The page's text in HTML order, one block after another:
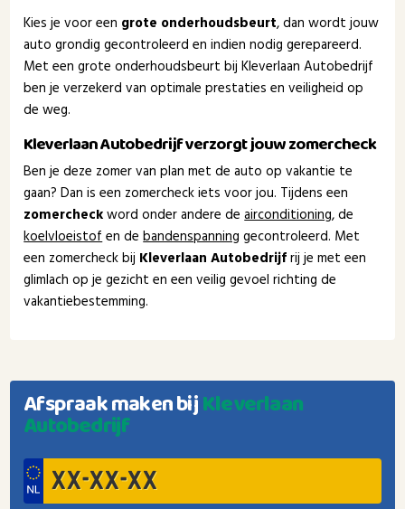
Kies je voor een grote onderhoudsbeurt, dan wordt jouw
auto grondig gecontroleerd en indien nodig gerepareerd.
Met een grote onderhoudsbeurt bij Kleverlaan Autobedrijf
ben je verzekerd van optimale prestaties en veiligheid op
de weg.
Kleverlaan Autobedrijf verzorgt jouw zomercheck
Ben je deze zomer van plan met de auto op vakantie te
gaan? Dan is een zomercheck iets voor jou. Tijdens een
zomercheckword onder andere deairconditioning, de
koelvloeistofen debandenspanning gecontroleerd. Met
een zomercheck bij Kleverlaan Autobedrijfrij je met een
glimlach op je gezicht en een veilig gevoel richting de
vakantiebestemming.
Afspraak maken bijKleverlaan
Autobedrijf